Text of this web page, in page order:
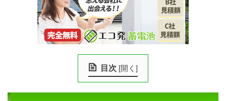
目次 [開く ]